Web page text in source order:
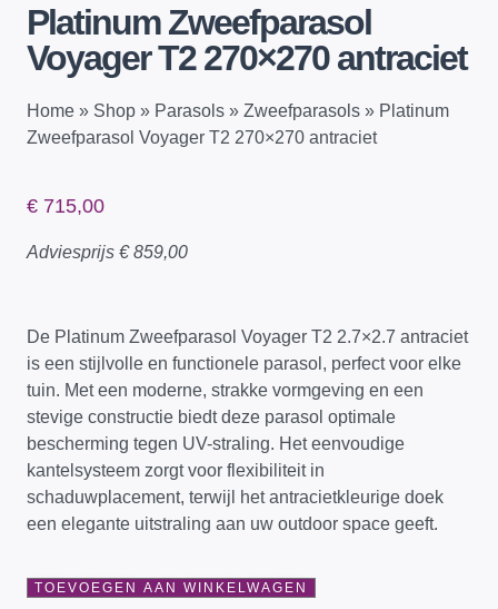
Platinum Zweefparasol
Voyager T2 270×270 antraciet
Home » Shop » Parasols » Zweefparasols » Platinum
Zweefparasol Voyager T2 270×270 antraciet
€ 715,00
Adviesprijs €859,00
De Platinum Zweefparasol Voyager T2 2.7×2.7 antraciet
is een stijlvolle en functionele parasol, perfect voor elke
tuin. Met een moderne, strakke vormgeving en een
stevige constructie biedt deze parasol optimale
bescherming tegen UV-straling. Het eenvoudige
kantelsysteem zorgt voor flexibiliteit in
schaduwplacement, terwijl het antracietkleurige doek
een elegante uitstraling aan uw outdoor space geeft.
TOEVOEGEN AAN WINKELWAGEN